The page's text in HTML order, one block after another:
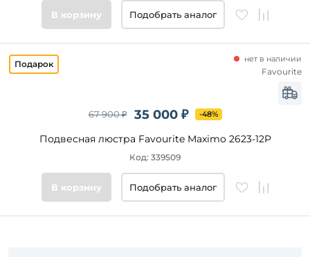
В корзину Подобрать аналог
35 000 ₽
67 900 ₽ -48%
Подвесная люстра Favourite Maximo 2623-12P
нет в наличии
Код: 339509
Favourite
В корзину Подобрать аналог